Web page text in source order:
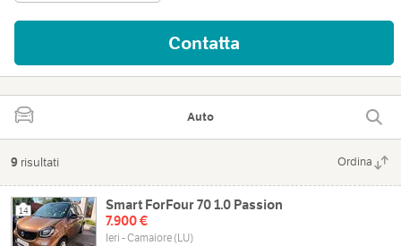
Contatta
Auto
9 risultati Ordina
14
Smart ForFour 70 1.0 Passion
7.900 €
Ieri - Camaiore (LU)